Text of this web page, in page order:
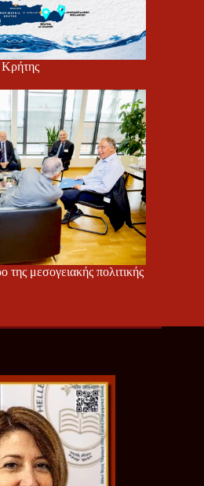
μεσογειακής πολιτικής